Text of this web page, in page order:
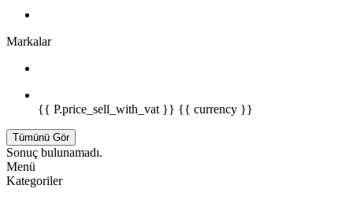
Markalar
{{ P.price_sell_with_vat }} {{ currency }}
Tümünü Gör
Sonuç bulunamadı.
Menü
Kategoriler